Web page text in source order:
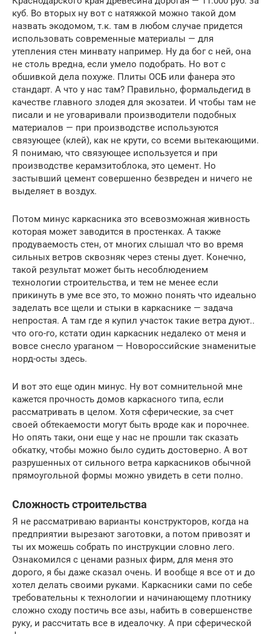
куб. Во вторых ну вот с натяжкой можно такой дом
назвать экодомом, т.к. там в любом случае придется
использовать современные материалы — для
утепления стен минвату например. Ну да бог с ней, она
не столь вредна, если умело подобрать. Но вот с
обшивкой дела похуже. Плиты ОСБ или фанера это
стандарт. А что у нас там? Правильно, формальдегид в
качестве главного злодея для экозатеи. И чтобы там не
писали и не уговаривали производители подобных
материалов — при производстве используются
связующее (клей), как не крути, со всеми вытекающими.
Я понимаю, что связующее используется и при
производстве керамзитоблока, это цемент. Но
застывший цемент совершенно безвреден и ничего не
выделяет в воздух.
Потом минус каркасника это всевозможная живность
которая может заводится в простенках. А также
продуваемость стен, от многих слышал что во время
сильных ветров сквозняк через стены дует. Конечно,
такой результат может быть несоблюдением
технологии строительства, и тем не менее если
прикинуть в уме все это, то можно понять что идеально
заделать все щели и стыки в каркаснике — задача
непростая. А там где я купил участок такие ветра дуют..
что ого-го, кстати один каркасник недалеко от меня и
вовсе снесло ураганом — Новороссийские знаменитые
норд-осты здесь.
И вот это еще один минус. Ну вот сомнительной мне
кажется прочность домов каркасного типа, если
рассматривать в целом. Хотя сферические, за счет
своей обтекаемости могут быть вроде как и порочнее.
Но опять таки, они еще у нас не прошли так сказать
обкатку, чтобы можно было судить достоверно. А вот
разрушенных от сильного ветра каркасников обычной
прямоугольной формы можно увидеть в сети полно.
Сложность строительства
Я не рассматриваю варианты конструкторов, когда на
предприятии вырезают заготовки, а потом привозят и
ты их можешь собрать по инструкции словно лего.
Ознакомился с ценами разных фирм, для меня это
дорого, я бы даже сказал очень. И вообще я все от и до
хотел делать своими руками. Каркасники сами по себе
требовательны к технологии и начинающему плотнику
сложно сходу постичь все азы, набить в совершенстве
руку, и рассчитать все в идеалочку. А при сферической